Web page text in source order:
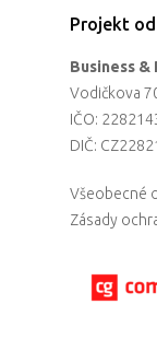
Projekt
Business &
Vodičkova
IČO:
DIČ:
Všeobecné
Zásady